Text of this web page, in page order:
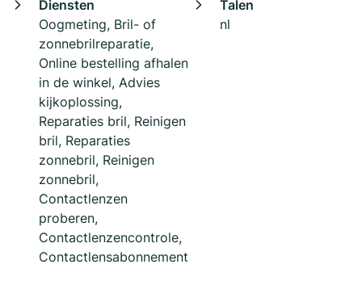
Diensten
Oogmeting, Bril- of
zonnebrilreparatie,
Online bestelling afhalen
in de winkel, Advies
kijkoplossing,
Reparaties bril, Reinigen
bril, Reparaties
zonnebril, Reinigen
zonnebril,
Contactlenzen
proberen,
Contactlenzencontrole,
Contactlensabonnement
Talen
nl